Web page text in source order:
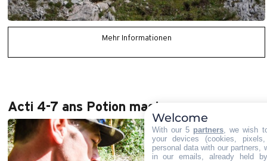
Mehr Informationen
Acti 4-7 ans Potion magique
Welcome
With our 5 partners , we wish
your devices (cookies,
personal data with our partners,
in our emails, already held